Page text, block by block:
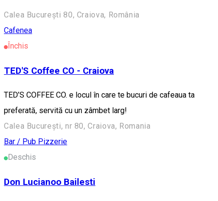
Calea București 80, Craiova, România
Cafenea
Închis
TED'S Coffee CO - Craiova
TED’S COFFEE CO. e locul în care te bucuri de cafeaua ta
preferată, servită cu un zâmbet larg!
Calea București, nr 80, Craiova, Romania
Bar / Pub Pizzerie
Deschis
Don Lucianoo Bailesti